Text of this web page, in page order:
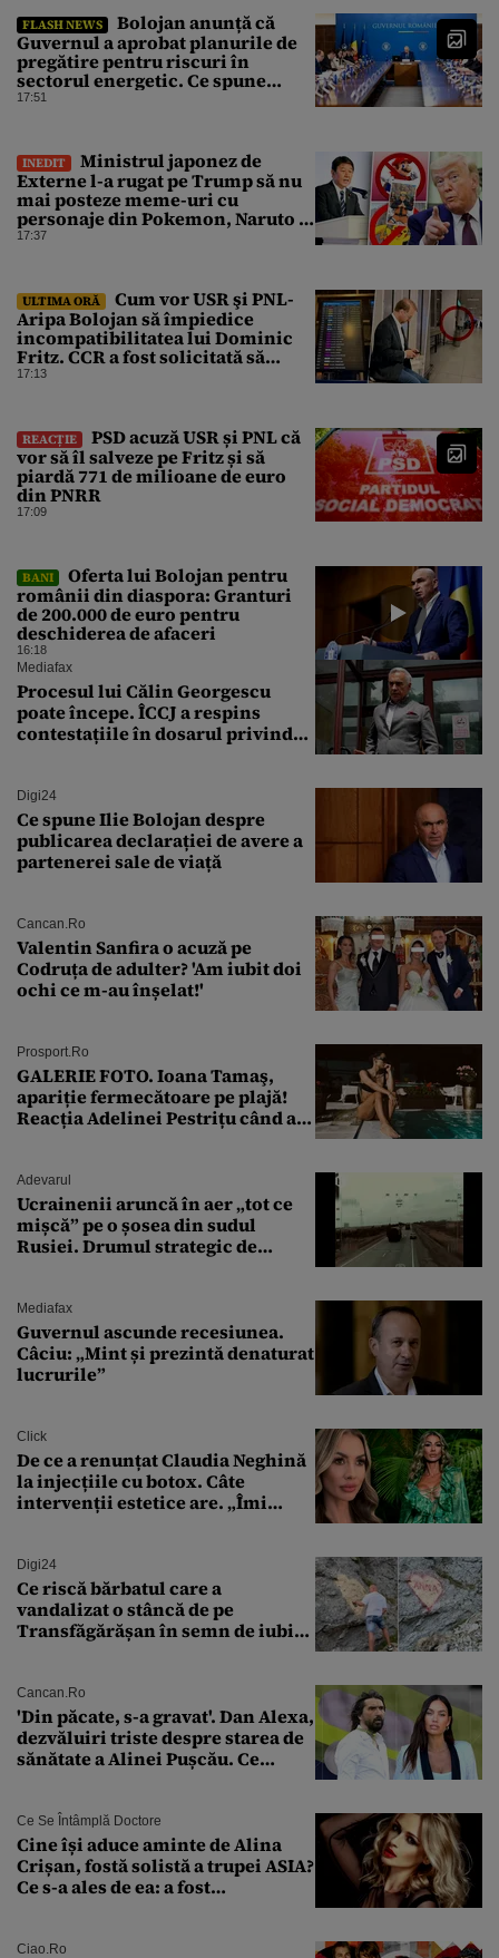
FLASH NEWS
Bolojan anunță că
Guvernul a aprobat planurile de
pregătire pentru riscuri în
sectorul energetic. Ce spune
premierul despre consumul
17:51
INEDIT
Ministrul japonez de
Externe l-a rugat pe Trump să nu
mai posteze meme-uri cu
personaje din Pokemon, Naruto și
Mario pe platformele social-
17:37
ULTIMA ORĂ
Cum vor USR şi PNL-
Aripa Bolojan să împiedice
incompatibilitatea lui Dominic
Fritz. CCR a fost solicitată să
intervină
17:13
REACȚIE
PSD acuză USR și PNL că
vor să îl salveze pe Fritz și să
piardă 771 de milioane de euro
din PNRR
17:09
BANI
Oferta lui Bolojan pentru
românii din diaspora: Granturi
de 200.000 de euro pentru
deschiderea de afaceri
16:18
Mediafax
Procesul lui Călin Georgescu
poate începe. ÎCCJ a respins
contestațiile în dosarul privind
Digi24
Ce spune Ilie Bolojan despre
publicarea declarației de avere a
partenerei sale de viață
Cancan.ro
Valentin Sanfira o acuză pe
Codruța de adulter? 'Am iubit doi
ochi ce m-au înșelat!'
Prosport.ro
GALERIE FOTO. Ioana Tamaş,
apariție fermecătoare pe plajă!
Reacția Adelinei Pestrițu când a
Adevarul
Ucrainenii aruncă în aer „tot ce
mișcă” pe o șosea din sudul
Rusiei. Drumul strategic de
Mediafax
Guvernul ascunde recesiunea.
Câciu: „Mint și prezintă denaturat
lucrurile”
Click
De ce a renunțat Claudia Neghină
la injecțiile cu botox. Câte
intervenții estetice are. „Îmi
Digi24
Ce riscă bărbatul care a
vandalizat o stâncă de pe
Transfăgărășan în semn de iubire
Cancan.ro
'Din păcate, s-a gravat'. Dan Alexa,
dezvăluiri triste despre starea de
sănătate a Alinei Pușcău. Ce
Ce Se Întâmplă Doctore
Cine își aduce aminte de Alina
Crișan, fostă solistă a trupei ASIA?
Ce s-a ales de ea: a fost
Ciao.ro